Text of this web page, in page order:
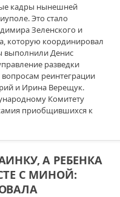
кадры нынешней
Это стало
Зеленского и
которую координировал
выполнили Денис
разведки
реинтеграции
и Ирина Верещук.
Комитету
приобщившихся к
А РЕБЕНКА
С МИНОЙ: